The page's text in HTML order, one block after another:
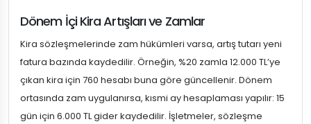
Dönem İçi Kira Artışları ve Zamlar
Kira sözleşmelerinde zam hükümleri varsa, artış tutarı yeni
fatura bazında kaydedilir. Örneğin, %20 zamla 12.000 TL’ye
çıkan kira için 760 hesabı buna göre güncellenir. Dönem
ortasında zam uygulanırsa, kısmi ay hesaplaması yapılır: 15
gün için 6.000 TL gider kaydedilir. İşletmeler, sözleşme